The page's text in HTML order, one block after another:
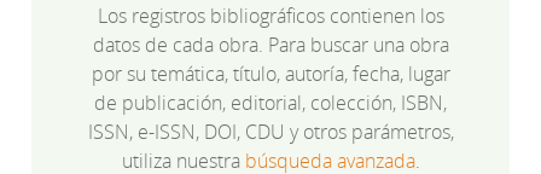
Los registros bibliográficos contienen los
datos de cada obra. Para buscar una obra
por su temática, título, autoría, fecha, lugar
de publicación, editorial, colección, ISBN,
ISSN, e-ISSN, DOI, CDU y otros parámetros,
utiliza nuestra búsqueda avanzada.